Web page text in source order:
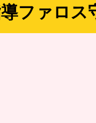
ファロス